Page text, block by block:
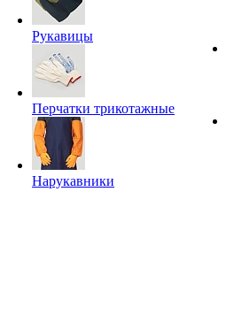
Рукавицы
Перчатки трикотажные
Нарукавники